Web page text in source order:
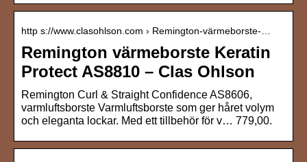
http s://www.clasohlson.com › Remington-värmeborste-…
Remington värmeborste Keratin
Protect AS8810 – Clas Ohlson
Remington Curl & Straight Confidence AS8606,
varmluftsborste Varmluftsborste som ger håret volym
och eleganta lockar. Med ett tillbehör för v… 779,00.